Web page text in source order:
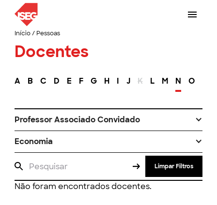
Início/ Pessoas
Docentes
A B C D E F G H I J K L M N O
Professor Associado Convidado
Economia
Limpar Filtros
Não foram encontrados docentes.